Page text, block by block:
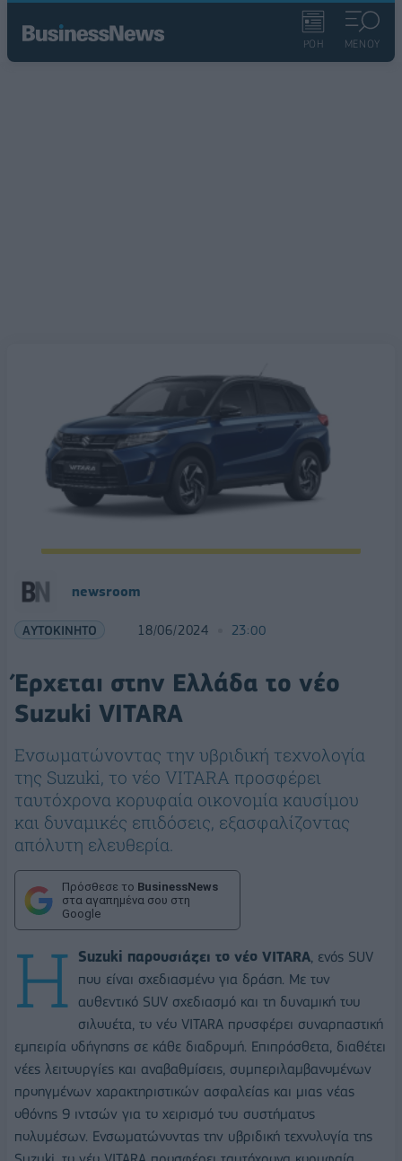
ΡΟΗ ΜΕΝΟΥ
newsroom
ΑΥΤΟΚΙΝΗΤΟ 18/06/2024 23:00
Έρχεται στην Ελλάδα το νέο
Suzuki VITARA
Ενσωματώνοντας την υβριδική τεχνολογία
της Suzuki, το νέο VITARA προσφέρει
ταυτόχρονα κορυφαία οικονομία καυσίμου
και δυναμικές επιδόσεις, εξασφαλίζοντας
απόλυτη ελευθερία.
Πρόσθεσε το BusinessNews
στα αγαπημένα σου στη
Google
Η Suzuki παρουσιάζει το νέο VITARA, ενός SUV
που είναι σχεδιασμένο για δράση. Με τον
αυθεντικό SUV σχεδιασμό και τη δυναμική του
σιλουέτα, το νέο VITARA προσφέρει συναρπαστική
εμπειρία οδήγησης σε κάθε διαδρομή. Επιπρόσθετα, διαθέτει
νέες λειτουργίες και αναβαθμίσεις, συμπεριλαμβανομένων
προηγμένων χαρακτηριστικών ασφαλείας και μιας νέας
οθόνης 9 ιντσών για το χειρισμό του συστήματος
πολυμέσων. Ενσωματώνοντας την υβριδική τεχνολογία της